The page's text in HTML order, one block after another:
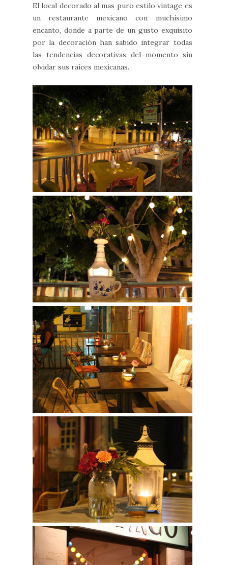
El local decorado al mas puro estilo vintage es
un restaurante mexicano con muchísimo
encanto, donde a parte de un gusto exquisito
por la decoración han sabido integrar todas
las tendencias decorativas del momento sin
olvidar sus raíces mexicanas.